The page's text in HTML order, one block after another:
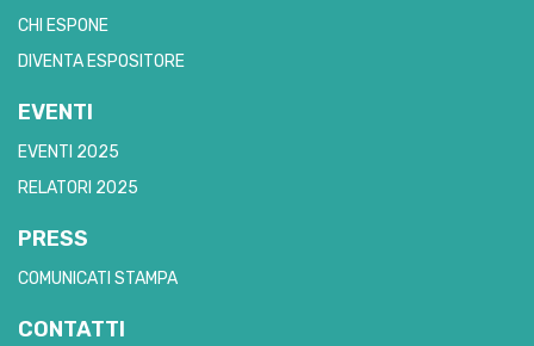
CHI ESPONE
DIVENTA ESPOSITORE
EVENTI
EVENTI 2025
RELATORI 2025
PRESS
COMUNICATI STAMPA
CONTATTI